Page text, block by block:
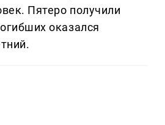
Пятеро получили
оказался